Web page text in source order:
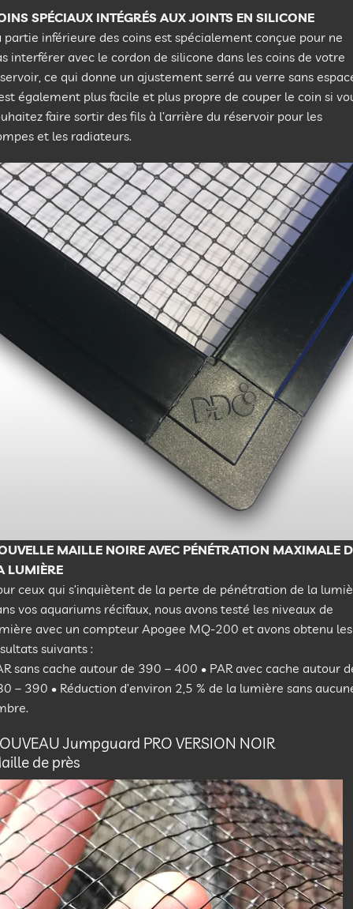
SPÉCIAUX INTÉGRÉS AUX JOINTS EN SILICONE
partie inférieure des coins est spécialement conçue pour ne
interférer avec le cordon de silicone dans les coins de votre
ce qui donne un ajustement serré au verre sans
également plus facile et plus propre de couper le coin si
faire sortir des fils à l’arrière du réservoir pour les
et les radiateurs.
MAILLE NOIRE AVEC PÉNÉTRATION MAXIMALE
LUMIÈRE
ceux qui s’inquiètent de la perte de pénétration de la
vos aquariums récifaux, nous avons testé les niveaux de
avec un compteur Apogee MQ-200 et avons obtenu les
suivants :
sans cache autour de 390 – 400 • PAR avec cache autour
– 390 • Réduction d’environ 2,5 % de la lumière sans
Jumpguard PRO VERSION NOIR
de près